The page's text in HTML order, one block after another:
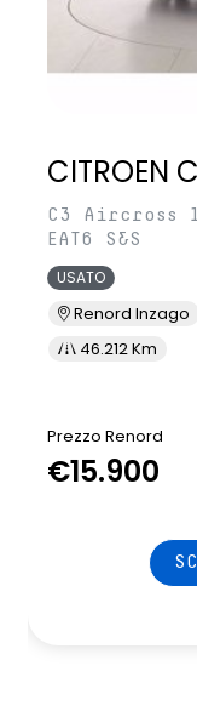
CITROEN
C3 Aircross
EAT6 S&S
USATO
Renord Inzago
46.212 Km
Prezzo Renord
€15.900